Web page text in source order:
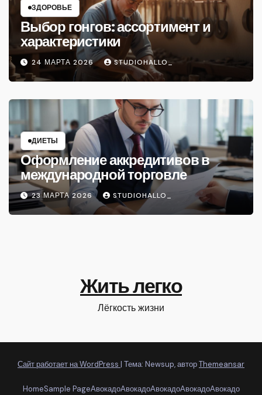
ЗДОРОВЬЕ
Выбор гонгов: ассортимент и
характеристики
24 МАРТА 2026 STUDIOHALLO_
ДИЕТЫ
Оформление аккредитивов в
международной торговле
23 МАРТА 2026 STUDIOHALLO_
Жить легко
Лёгкость жизни
Сайт работает на WordPress | Тема: Newsup, авторThemeansar
HomeSample PageАвокадоАвокадоАвокадоАвокадоАвокадо